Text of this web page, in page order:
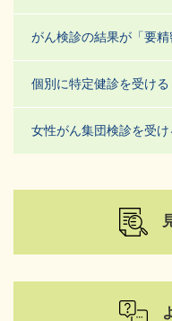
がん検診の結果が「要
個別に特定健診を受ける
女性がん集団検診を受け